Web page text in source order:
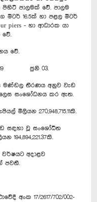
පාලමක් වේ. පාලම
මීටර් 16.5ක් හා පළල මීටර්
piers - හා ආධාරක යා
වේ.
වේ.
ජුනි 03.
මණ්ඩල තීරණය අනුව වැඩ
ලෙස සංශෝධනය කර ඇත.
මිලියන 270,948,715.11කි.
සඳහා වූ සංශෝධිත
අදාළව
පවතී.
අංක 17/2617/702/002-